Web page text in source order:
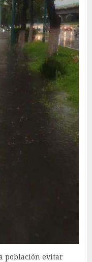
población evitar